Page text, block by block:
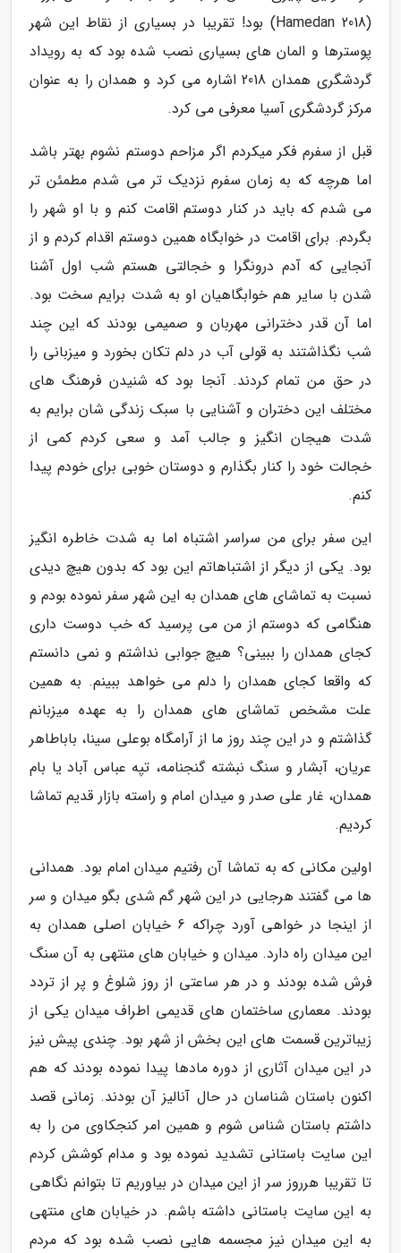
(Hamedan 2018) بود! تقریبا در بسیاری از نقاط این شهر
پوسترها و المان های بسیاری نصب شده بود که به رویداد
گردشگری همدان 2018 اشاره می کرد و همدان را به عنوان
مرکز گردشگری آسیا معرفی می کرد.
قبل از سفرم فکر میکردم اگر مزاحم دوستم نشوم بهتر باشد
اما هرچه که به زمان سفرم نزدیک تر می شدم مطمئن تر
می شدم که باید در کنار دوستم اقامت کنم و با او شهر را
بگردم. برای اقامت در خوابگاه همین دوستم اقدام کردم و از
آنجایی که آدم درونگرا و خجالتی هستم شب اول آشنا
شدن با سایر هم خوابگاهیان او به شدت برایم سخت بود.
اما آن قدر دخترانی مهربان و صمیمی بودند که این چند
شب نگذاشتند به قولی آب در دلم تکان بخورد و میزبانی را
در حق من تمام کردند. آنجا بود که شنیدن فرهنگ های
مختلف این دختران و آشنایی با سبک زندگی شان برایم به
شدت هیجان انگیز و جالب آمد و سعی کردم کمی از
خجالت خود را کنار بگذارم و دوستان خوبی برای خودم پیدا
کنم.
این سفر برای من سراسر اشتباه اما به شدت خاطره انگیز
بود. یکی از دیگر از اشتباهاتم این بود که بدون هیچ دیدی
نسبت به تماشای های همدان به این شهر سفر نموده بودم و
هنگامی که دوستم از من می پرسید که خب دوست داری
کجای همدان را ببینی؟ هیچ جوابی نداشتم و نمی دانستم
که واقعا کجای همدان را دلم می خواهد ببینم. به همین
علت مشخص تماشای های همدان را به عهده میزبانم
گذاشتم و در این چند روز ما از آرامگاه بوعلی سینا، باباطاهر
عریان، آبشار و سنگ نبشته گنجنامه، تپه عباس آباد یا بام
همدان، غار علی صدر و میدان امام و راسته بازار قدیم تماشا
کردیم.
اولین مکانی که به تماشا آن رفتیم میدان امام بود. همدانی
ها می گفتند هرجایی در این شهر گم شدی بگو میدان و سر
از اینجا در خواهی آورد چراکه 6 خیابان اصلی همدان به
این میدان راه دارد. میدان و خیابان های منتهی به آن سنگ
فرش شده بودند و در هر ساعتی از روز شلوغ و پر از تردد
بودند. معماری ساختمان های قدیمی اطراف میدان یکی از
زیباترین قسمت های این بخش از شهر بود. چندی پیش نیز
در این میدان آثاری از دوره مادها پیدا نموده بودند که هم
اکنون باستان شناسان در حال آنالیز آن بودند. زمانی قصد
داشتم باستان شناس شوم و همین امر کنجکاوی من را به
این سایت باستانی تشدید نموده بود و مدام کوشش کردم
تا تقریبا هرروز سر از این میدان در بیاوریم تا بتوانم نگاهی
به این سایت باستانی داشته باشم. در خیابان های منتهی
به این میدان نیز مجسمه هایی نصب شده بود که مردم